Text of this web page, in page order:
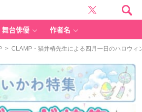
舞台俳優 作者名
> CLAMP・猫井椿先生による四月一日のハロウィ